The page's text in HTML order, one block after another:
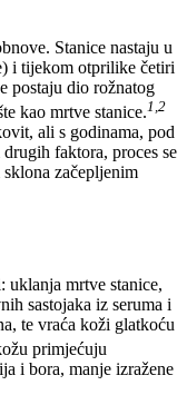
Stanice nastaju u
i tijekom otprilike četiri
postaju dio rožnatog
kao mrtve stanice.1,2
ali s godinama, pod
faktora, proces se
začepljenim
uklanja mrtve stanice,
sastojaka iz seruma i
te vraća koži glatkoću
primjećuju
i bora, manje izražene